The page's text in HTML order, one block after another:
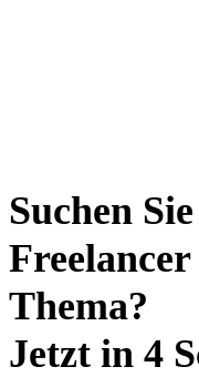
Suchen
Thema?
Jetzt in 4